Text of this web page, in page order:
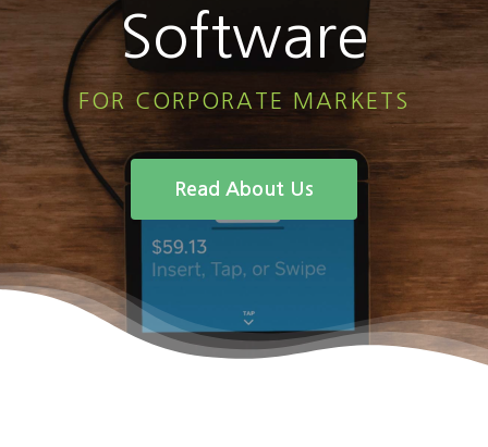
Software
FOR CORPORATE MARKETS
Read About Us